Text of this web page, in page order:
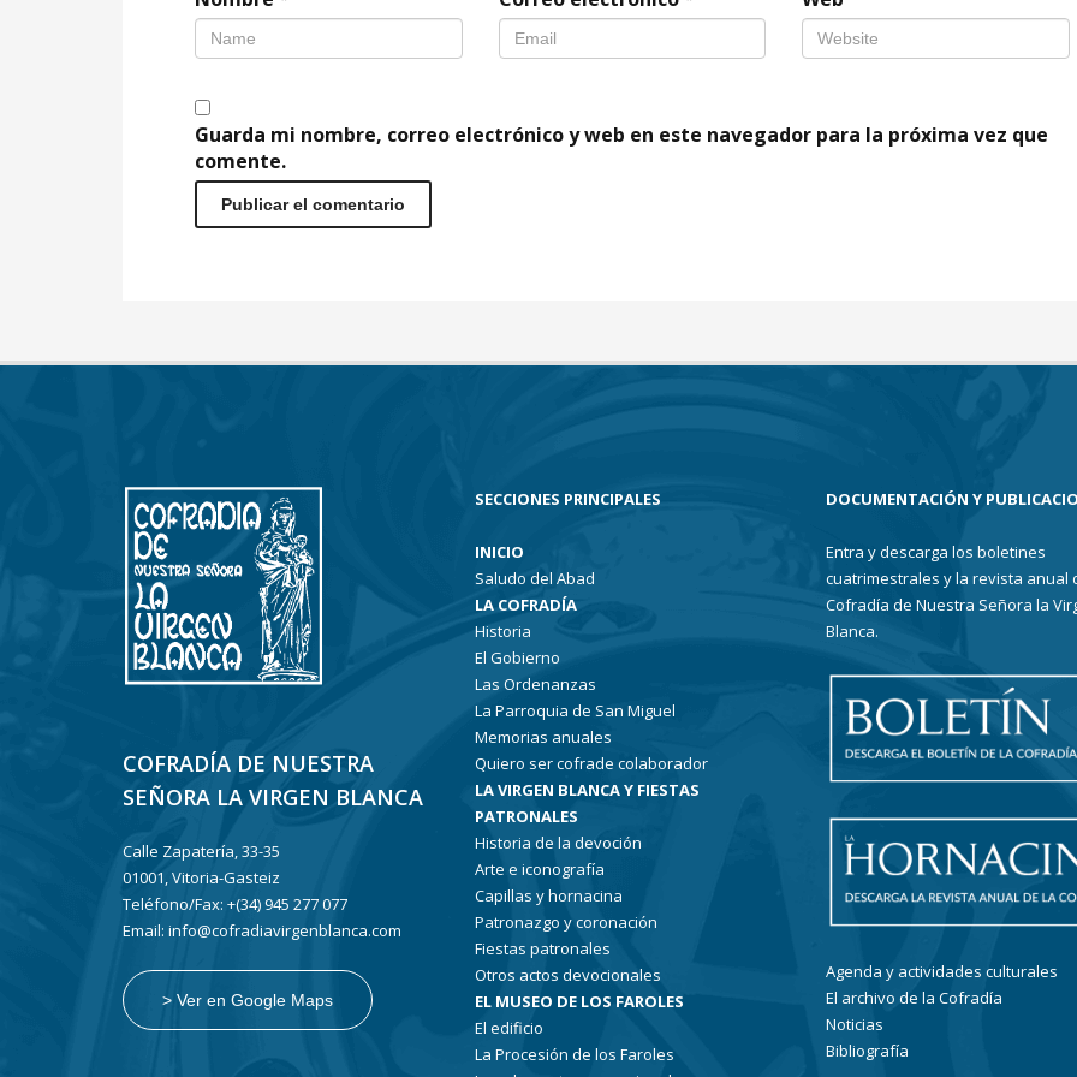
Guarda mi nombre, correo electrónico y web en este navegador para la próxima vez que
comente.
COFRADÍA DE NUESTRA
SEÑORA LA VIRGEN BLANCA
Calle Zapatería, 33-35
01001, Vitoria-Gasteiz
Teléfono/Fax: +(34) 945 277 077
Email: info@cofradiavirgenblanca.com
> Ver en Google Maps
SECCIONES PRINCIPALES
INICIO
Saludo del Abad
LA COFRADÍA
Historia
El Gobierno
Las Ordenanzas
La Parroquia de San Miguel
Memorias anuales
Quiero ser cofrade colaborador
LA VIRGEN BLANCA Y FIESTAS
PATRONALES
Historia de la devoción
Arte e iconografía
Capillas y hornacina
Patronazgo y coronación
Fiestas patronales
Otros actos devocionales
EL MUSEO DE LOS FAROLES
El edificio
La Procesión de los Faroles
DOCUMENTACIÓN Y
Entra y descarga los boletines
cuatrimestrales y la revista anual
Cofradía de Nuestra Señora la
Blanca.
Agenda y actividades culturales
El archivo de la Cofradía
Noticias
Bibliografía